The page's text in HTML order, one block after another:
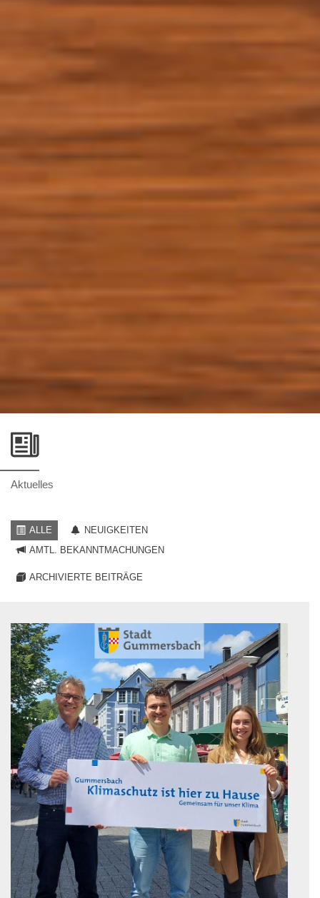
Aktuelles
ALLE
NEUIGKEITEN
AMTL. BEKANNTMACHUNGEN
ARCHIVIERTE BEITRÄGE